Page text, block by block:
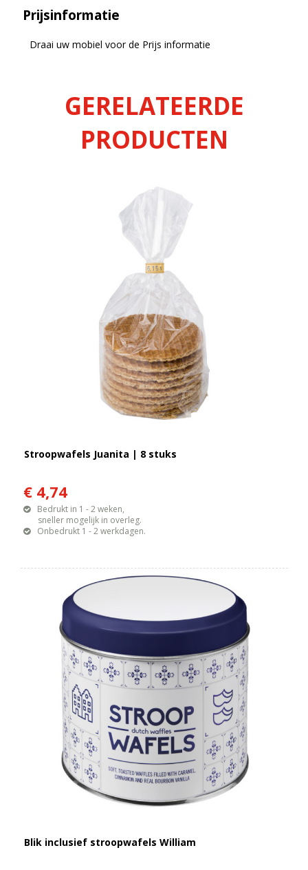
Prijsinformatie
Draai uw mobiel voor de Prijs informatie
GERELATEERDE
PRODUCTEN
Stroopwafels Juanita | 8 stuks
€ 4,74
Bedrukt in 1 - 2 weken,
sneller mogelijk in overleg.
Onbedrukt 1 - 2 werkdagen.
Blik inclusief stroopwafels William